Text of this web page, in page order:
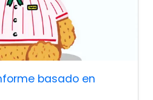
basado en